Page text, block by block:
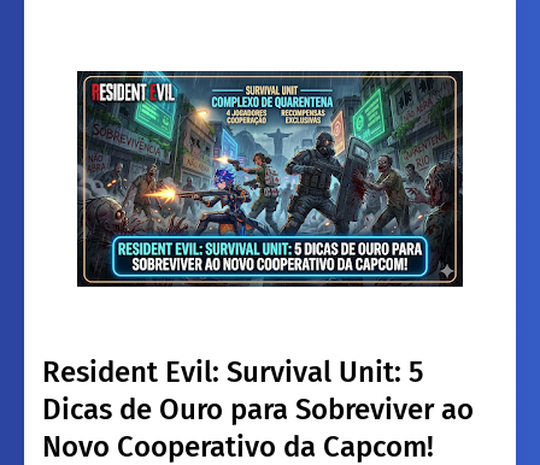
Resident Evil: Survival Unit: 5
Dicas de Ouro para Sobreviver ao
Novo Cooperativo da Capcom!